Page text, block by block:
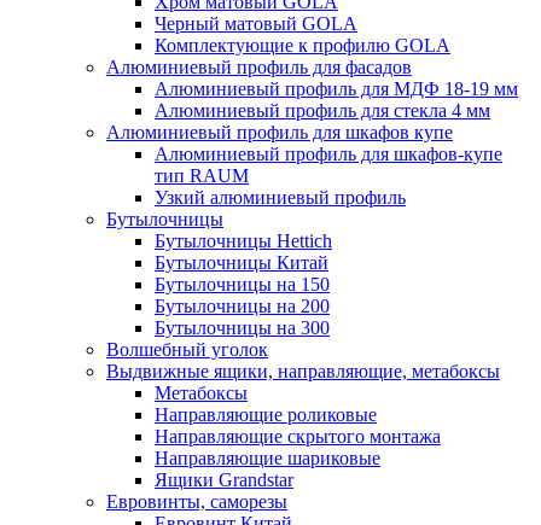
Черный матовый GOLA
Комплектующие к профилю GOLA
Алюминиевый профиль для фасадов
Алюминиевый профиль для МДФ 18-19 мм
Алюминиевый профиль для стекла 4 мм
Алюминиевый профиль для шкафов купе
Алюминиевый профиль для шкафов-купе
тип RAUM
Узкий алюминиевый профиль
Бутылочницы
Бутылочницы Hettich
Бутылочницы Китай
Бутылочницы на 150
Бутылочницы на 200
Бутылочницы на 300
Волшебный уголок
Выдвижные ящики, направляющие, метабоксы
Метабоксы
Направляющие роликовые
Направляющие скрытого монтажа
Направляющие шариковые
Ящики Grandstar
Евровинты, саморезы